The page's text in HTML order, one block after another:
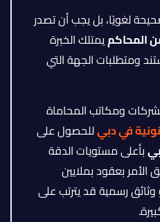
لغويًا، بل يجب أن تصدر
المحاكميمتلك الخبرة
ومتطلبات الجهة التي
ومكاتب المحاماة
في دبيللحصول على
بأعلى مستويات الدقة
الأمر بعقود بملايين
وثائق رسمية قد يترتب على